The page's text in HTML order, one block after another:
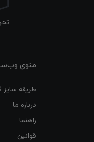
منوی
طریقه سایز
درباره ما
راهنما
قوانین